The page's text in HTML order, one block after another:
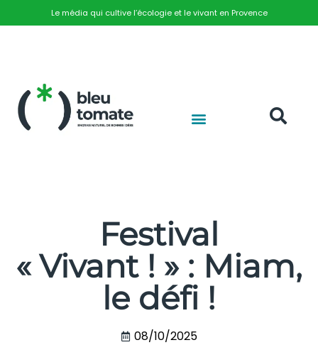
Le média qui cultive l’écologie et le vivant en Provence
Festival
« Vivant ! » : Miam,
le défi !
08/10/2025